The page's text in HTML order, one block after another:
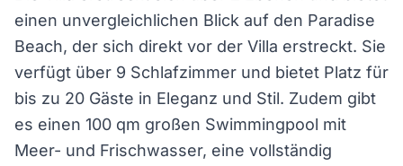
einen unvergleichlichen Blick auf den Paradise
Beach, der sich direkt vor der Villa erstreckt. Sie
verfügt über 9 Schlafzimmer und bietet Platz für
bis zu 20 Gäste in Eleganz und Stil. Zudem gibt
es einen 100 qm großen Swimmingpool mit
Meer- und Frischwasser, eine vollständig